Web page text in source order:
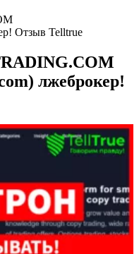
Отзыв Telltrue
лжеброкер!